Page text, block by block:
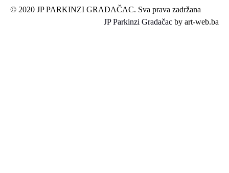
© 2020 JP PARKINZI GRADAČAC. Sva prava zadržana
JP Parkinzi Gradačac by art-web.ba